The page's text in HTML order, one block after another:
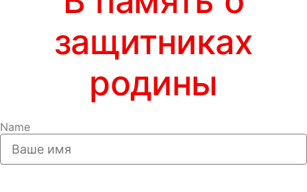
защитниках
родины
Name